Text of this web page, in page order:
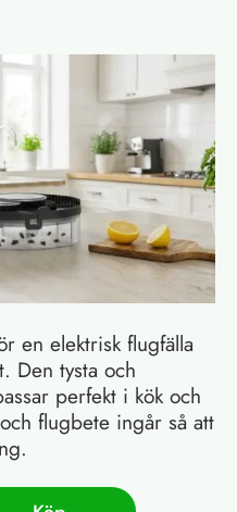
en elektrisk flugfälla
Den tysta och
perfekt i kök och
flugbete ingår så att